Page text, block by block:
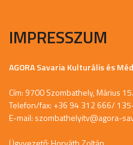
IMPRESSZUM
AGORA Savaria Kulturális és
Cím: 9700 Szombathely, Márius
Telefon/fax: +36 94 312 666/
E-mail: szombathelyitv@agora-